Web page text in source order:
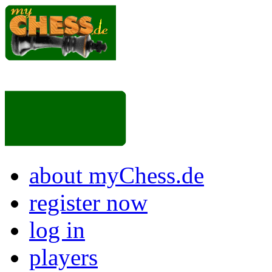
about myChess.de
register now
log in
players